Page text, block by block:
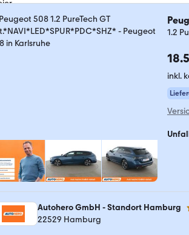
1.2
inkl.
Autohero GmbH - Standort Hamburg
22529 Hamburg